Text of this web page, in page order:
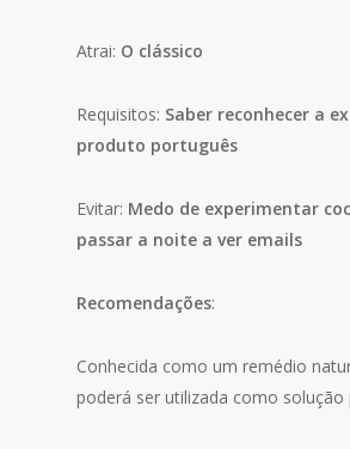
Atrai: O clássico
Requisitos: Saber reconhecer a
produto português
Evitar: Medo de experimentar
passar a noite a ver emails
Recomendações:
Conhecida como um remédio
poderá ser utilizada como solução